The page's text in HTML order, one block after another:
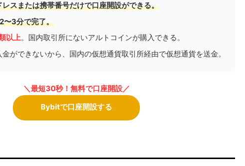
レスまたは携帯番号だけで口座開設ができる。
2〜3分で完了。
以上。国内取引所にないアルトコインが購入できる。
ができないから、国内の仮想通貨取引所経由で仮想通貨を送金。
＼最短30秒！無料で口座開設／
Bybitで口座開設する